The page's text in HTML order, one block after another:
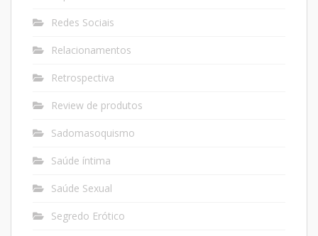
Redes Sociais
Relacionamentos
Retrospectiva
Review de produtos
Sadomasoquismo
Saúde íntima
Saúde Sexual
Segredo Erótico